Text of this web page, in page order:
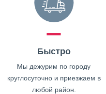
Быстро
Мы дежурим по городу
круглосуточно и приезжаем в
любой район.